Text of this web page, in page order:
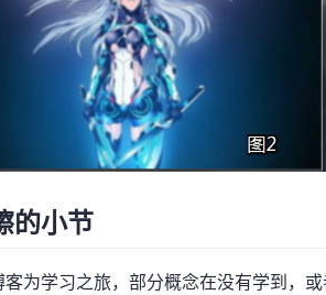
的小节
客为学习之旅，部分概念在没有学到，